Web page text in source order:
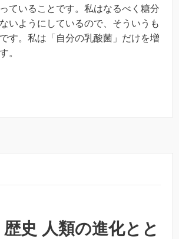
ていることです。私はなるべく糖分
いようにしているので、そういうも
す。私は「自分の乳酸菌」だけを増
。
史 人類の進化とと